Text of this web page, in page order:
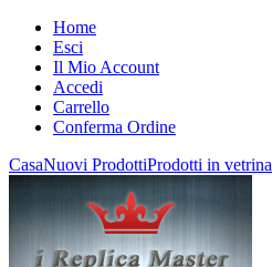
Home
Esci
Il Mio Account
Accedi
Carrello
Conferma Ordine
CasaNuovi ProdottiProdotti in vetrina